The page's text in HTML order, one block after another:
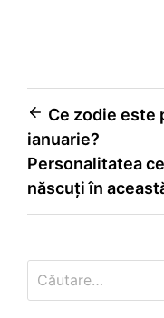
Navigare
în
articole
Ce zodie este
ianuarie?
Personalitatea
născuți în
după: